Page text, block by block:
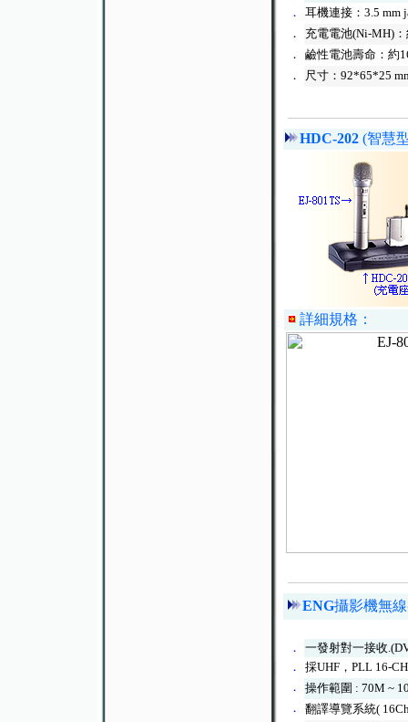
．
耳機連接：3.5 mm
．
充電電池(Ni-MH)：
．
鹼性電池壽命：約
．
尺寸：92*65*25
HDC-202 (智慧
詳細規格：
ENG攝影機無
．
一發射對一接收
．
採UHF，PLL 16-
．
操作範圍 : 70M ~
．
翻譯導覽系統(